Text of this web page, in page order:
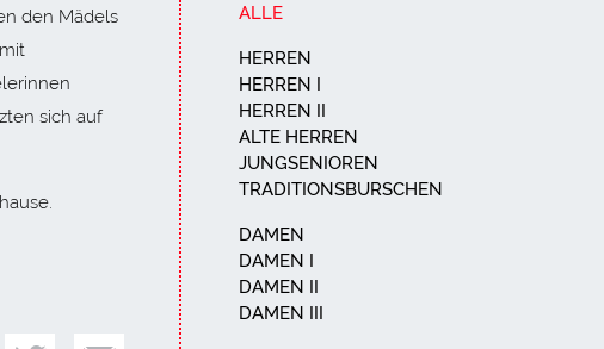
den Mädels
sich auf
ALLE
HERREN
HERREN I
HERREN II
ALTE HERREN
JUNGSENIOREN
TRADITIONSBURSCHEN
DAMEN
DAMEN I
DAMEN II
DAMEN III